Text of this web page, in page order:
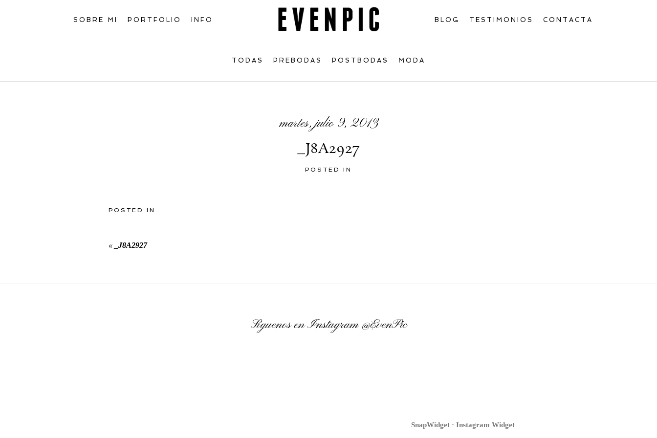
SOBRE MI PORTFOLIO INFO BLOG TESTIMONIOS CONTACTA
TODAS PREBODAS POSTBODAS MODA
martes, julio 9, 2013
_J8A2927
POSTED IN
POSTED IN
« _J8A2927
Síguenos en Instagram@EvenPic
SnapWidget · Instagram Widget